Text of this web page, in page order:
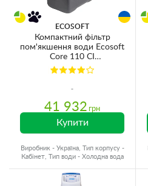
ECOSOFT
Компактний фільтр
пом'якшення води Ecosoft
Core 110 CI
FU1013CABCIMVCR
41 932 грн
Купити
Виробник - Україна, Тип корпусу -
Кабінет, Тип води - Холодна вода